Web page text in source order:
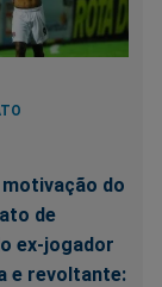
do
de
ex-jogador
e revoltante: